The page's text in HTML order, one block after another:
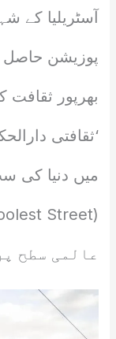
آسٹریلیا کے
پوزیشن حاصل
بھرپور ثقافت
‘ثقافتی
میں دنیا کی
عالمی سطح